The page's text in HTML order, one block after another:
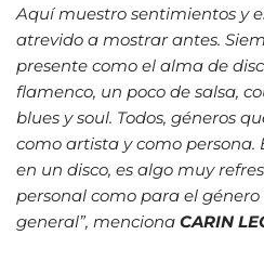
Aquí muestro sentimientos y
atrevido a mostrar antes.
presente como el alma de
flamenco, un poco de salsa,
blues y soul. Todos, géneros
como artista y como persona.
en un disco, es algo muy
personal como para el
general”, menciona CARIN